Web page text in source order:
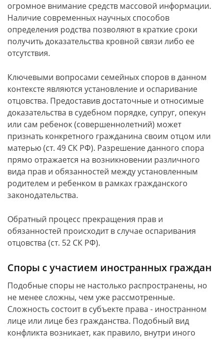
огромное внимание средств массовой информации.
Наличие современных научных способов
определения родства позволяют в краткие сроки
получить доказательства кровной связи либо ее
отсутствия.
Ключевыми вопросами семейных споров в данном
контексте являются установление и оспаривание
отцовства. Предоставив достаточные и относимые
доказательства в судебном порядке, супруг, опекун
или сам ребенок (совершеннолетний) может
признать конкретного гражданина своим отцом или
матерью (ст. 49 СК РФ). Разрешение данного спора
прямо отражается на возникновении различного
вида прав и обязанностей между установленным
родителем и ребенком в рамках гражданского
законодательства.
Обратный процесс прекращения прав и
обязанностей происходит в случае оспаривания
отцовства (ст. 52 СК РФ).
Споры с участием иностранных граждан
Подобные споры не настолько распространены, но
не менее сложны, чем уже рассмотренные.
Сложность состоит в субъекте права - иностранном
лице или лице без гражданства. Подобный вид
конфликта возникает, как правило, внутри иного